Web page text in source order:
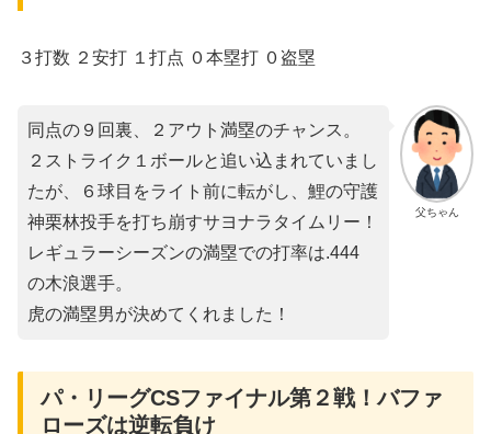
３打数 ２安打 １打点 ０本塁打 ０盗塁
父ちゃん
同点の９回裏、２アウト満塁のチャンス。
２ストライク１ボールと追い込まれていまし
たが、６球目をライト前に転がし、鯉の守護
神栗林投手を打ち崩すサヨナラタイムリー！
レギュラーシーズンの満塁での打率は.444
の木浪選手。
虎の満塁男が決めてくれました！
パ・リーグCSファイナル第２戦！バファ
ローズは逆転負け